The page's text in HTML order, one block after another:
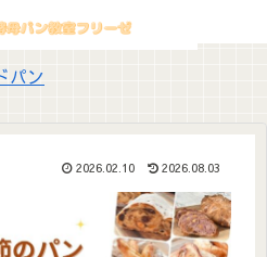
パン
2026.02.10 2026.08.03